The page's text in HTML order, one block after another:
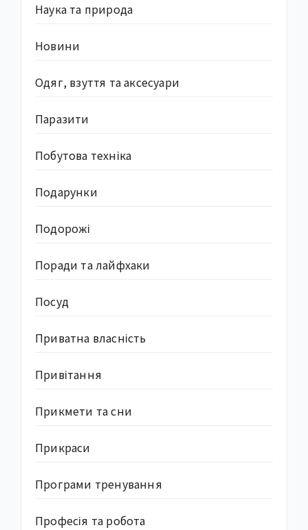
Наука та природа
Новини
Одяг, взуття та аксесуари
Паразити
Побутова техніка
Подарунки
Подорожі
Поради та лайфхаки
Посуд
Приватна власність
Привітання
Прикмети та сни
Прикраси
Програми тренування
Професія та робота